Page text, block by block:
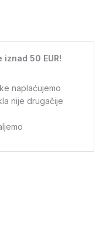
50 EUR!
naplaćujemo
nije drugačije